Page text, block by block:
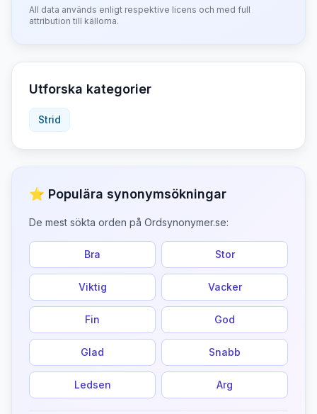
All data används enligt respektive licens och med full
attribution till källorna.
Utforska kategorier
Strid
⭐ Populära synonymsökningar
De mest sökta orden på Ordsynonymer.se:
Bra Stor
Viktig Vacker
Fin God
Glad Snabb
Ledsen Arg